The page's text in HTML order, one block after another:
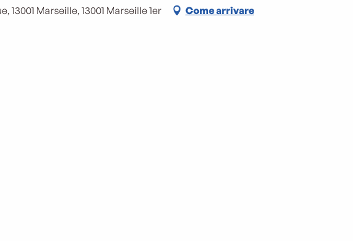
13001 Marseille, 13001 Marseille 1er Come arrivare